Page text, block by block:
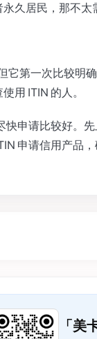
久居民，那不太
它第一次比较明
用 ITIN 的人。
申请比较好。先
申请信用产品
「美